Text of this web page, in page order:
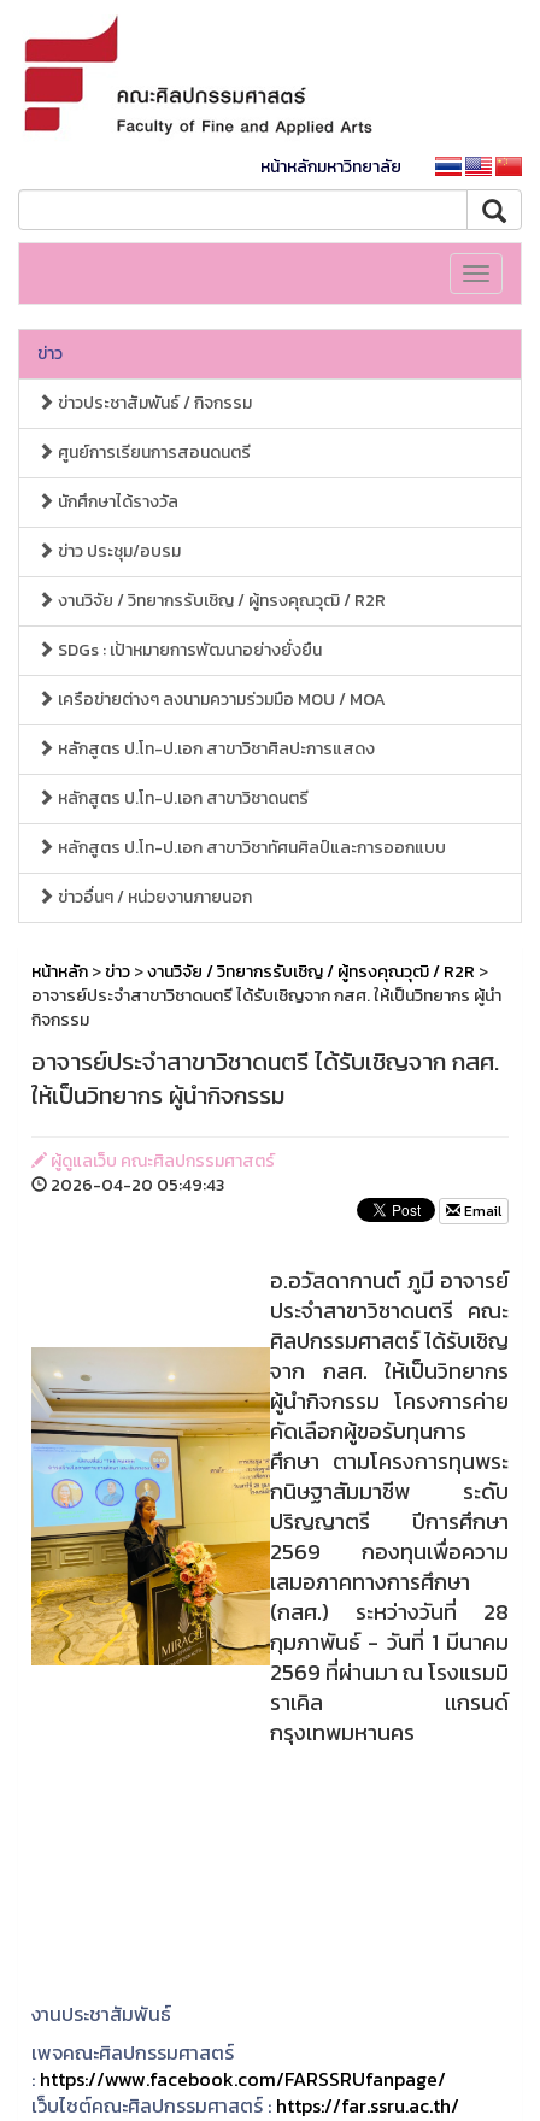
หน้าหลักมหาวิทยาลัย
Toggle
ข่าว
ข่าวประชาสัมพันธ์ / กิจกรรม
ศูนย์การเรียนการสอนดนตรี
นักศึกษาได้รางวัล
ข่าว ประชุม/อบรม
งานวิจัย / วิทยากรรับเชิญ / ผู้ทรงคุณวุฒิ / R2R
SDGs : เป้าหมายการพัฒนาอย่างยั่งยืน
เครือข่ายต่างๆ ลงนามความร่วมมือ MOU / MOA
หลักสูตร ป.โท-ป.เอก สาขาวิชาศิลปะการแสดง
หลักสูตร ป.โท-ป.เอก สาขาวิชาดนตรี
หลักสูตร ป.โท-ป.เอก สาขาวิชาทัศนศิลป์และการออกแบบ
ข่าวอื่นๆ / หน่วยงานภายนอก
หน้าหลัก>ข่าว>งานวิจัย / วิทยากรรับเชิญ / ผู้ทรงคุณวุฒิ / R2R >
อาจารย์ประจำสาขาวิชาดนตรี ได้รับเชิญจาก กสศ. ให้เป็นวิทยากร ผู้นำ
กิจกรรม
อาจารย์ประจำสาขาวิชาดนตรี ได้รับเชิญจาก กสศ.
ให้เป็นวิทยากร ผู้นำกิจกรรม
ผู้ดูแลเว็บ คณะศิลปกรรมศาสตร์
2026-04-20 05:49:43
Email
อ.อวัสดากานต์ ภูมี อาจารย์
ประจำสาขาวิชาดนตรี คณะ
ศิลปกรรมศาสตร์ ได้รับเชิญ
จาก กสศ. ให้เป็นวิทยากร
ผู้นำกิจกรรม โครงการค่าย
คัดเลือกผู้ขอรับทุนการ
ศึกษา ตามโครงการทุนพระ
กนิษฐาสัมมาชีพ ระดับ
ปริญญาตรี ปีการศึกษา
2569 กองทุนเพื่อความ
เสมอภาคทางการศึกษา
(กสศ.) ระหว่างวันที่ 28
กุมภาพันธ์ - วันที่ 1 มีนาคม
2569 ที่ผ่านมา ณ โรงแรมมิ
ราเคิล เเกรนด์
กรุงเทพมหานคร
งานประชาสัมพันธ์
เพจคณะศิลปกรรมศาสตร์
: https://www.facebook.com/FARSSRUfanpage/
เว็บไซต์คณะศิลปกรรมศาสตร์ : https://far.ssru.ac.th/